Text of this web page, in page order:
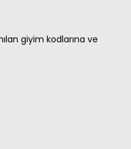
giyim kodlarına ve